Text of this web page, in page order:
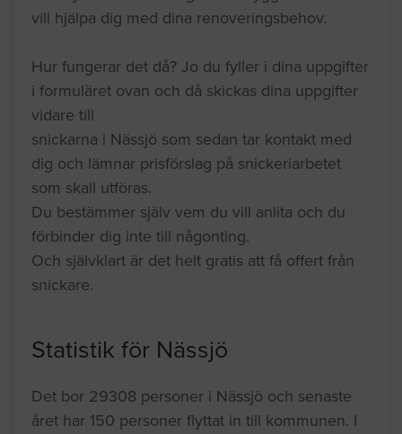
vill hjälpa dig med dina renoveringsbehov.
Hur fungerar det då? Jo du fyller i dina uppgifter
i formuläret ovan och då skickas dina uppgifter
vidare till
snickarna i Nässjö som sedan tar kontakt med
dig och lämnar prisförslag på snickeriarbetet
som skall utföras.
Du bestämmer själv vem du vill anlita och du
förbinder dig inte till någonting.
Och självklart är det helt gratis att få offert från
snickare.
Statistik för Nässjö
Det bor 29308 personer i Nässjö och senaste
året har 150 personer flyttat in till kommunen. I